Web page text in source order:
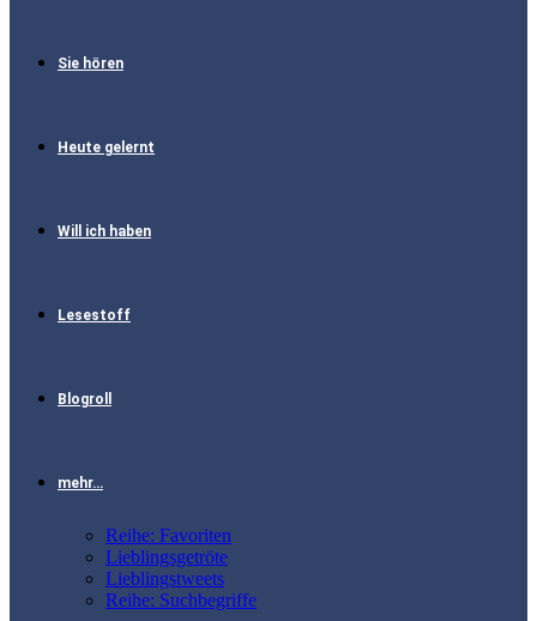
Sie hören
Heute gelernt
Will ich haben
Lesestoff
Blogroll
mehr…
Reihe: Favoriten
Lieblingsgetröte
Lieblingstweets
Reihe: Suchbegriffe